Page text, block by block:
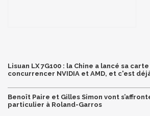
Lisuan LX 7G100 : la Chine a lancé sa
concurrencer NVIDIA et AMD, et c'est
Benoît Paire et Gilles Simon vont
particulier à Roland-Garros